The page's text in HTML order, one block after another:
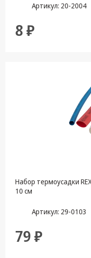
Артикул: 20-2004
8 ₽
Набор термоусадки
10 см
Артикул: 29-0103
79 ₽